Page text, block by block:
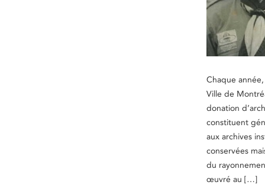
Chaque
Ville de
donation
constituent
aux archives
conservées
du
œuvré au […]